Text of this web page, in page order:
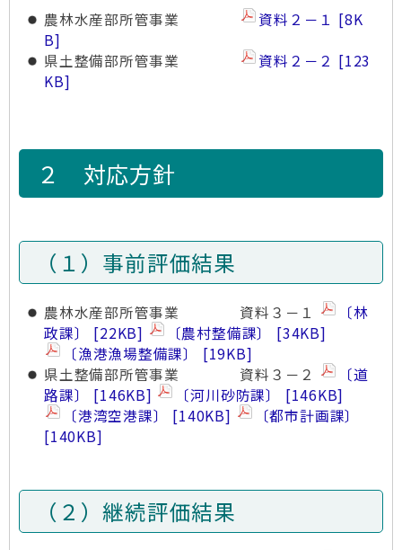
農林水産部所管事業 資料２－１
8K
B
県土整備部所管事業
資料２－２
123
KB
２ 対応方針
（１）事前評価結果
農林水産部所管事業 資料３－１
〔林
政課〕
22KB 〔農村整備課〕
34KB
〔漁港漁場整備課〕
19KB
県土整備部所管事業 資料３－２
〔道
路課〕
146KB 〔河川砂防課〕
146KB
〔港湾空港課〕
140KB
〔都市計画課〕
140KB
（２）継続評価結果